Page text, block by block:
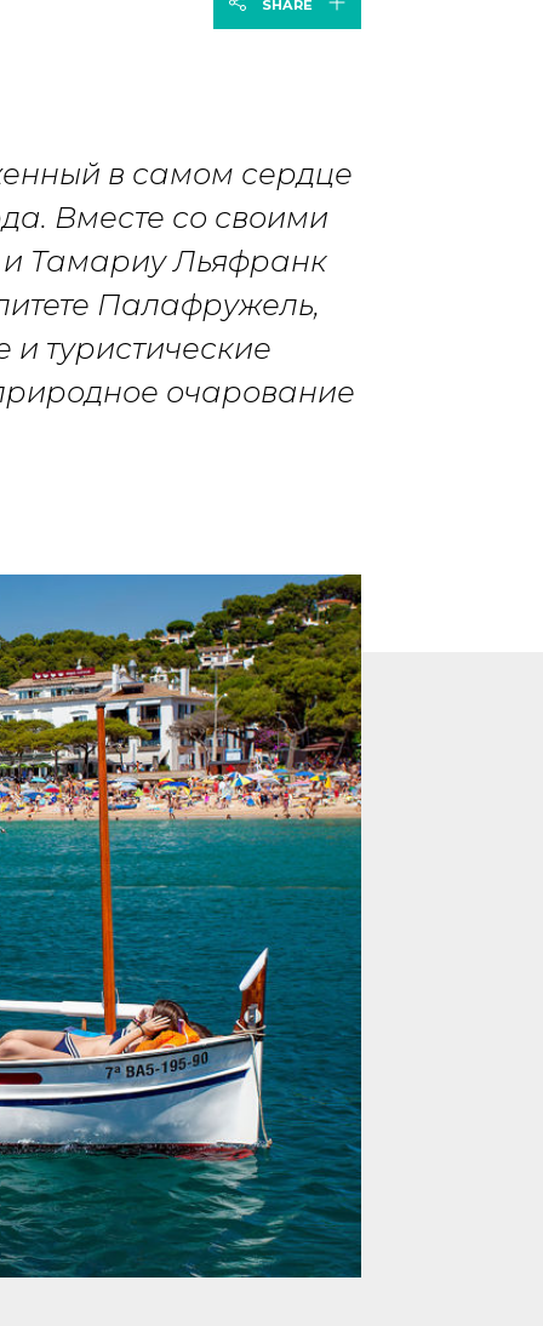
SHARE
в самом сердце
Вместе со своими
Тамариу Льяфранк
Палафружель,
туристические
очарование